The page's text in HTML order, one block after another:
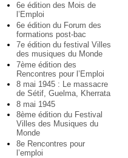
6e édition des Mois de
l’Emploi
6e édition du Forum des
formations post-bac
7e édition du festival Villes
des musiques du Monde
7ème édition des
Rencontres pour l’Emploi
8 mai 1945 : Le massacre
de Sétif, Guelma, Kherrata
8 mai 1945
8ème édition du Festival
Villes des Musiques du
Monde
8e Rencontres pour
l’emploi